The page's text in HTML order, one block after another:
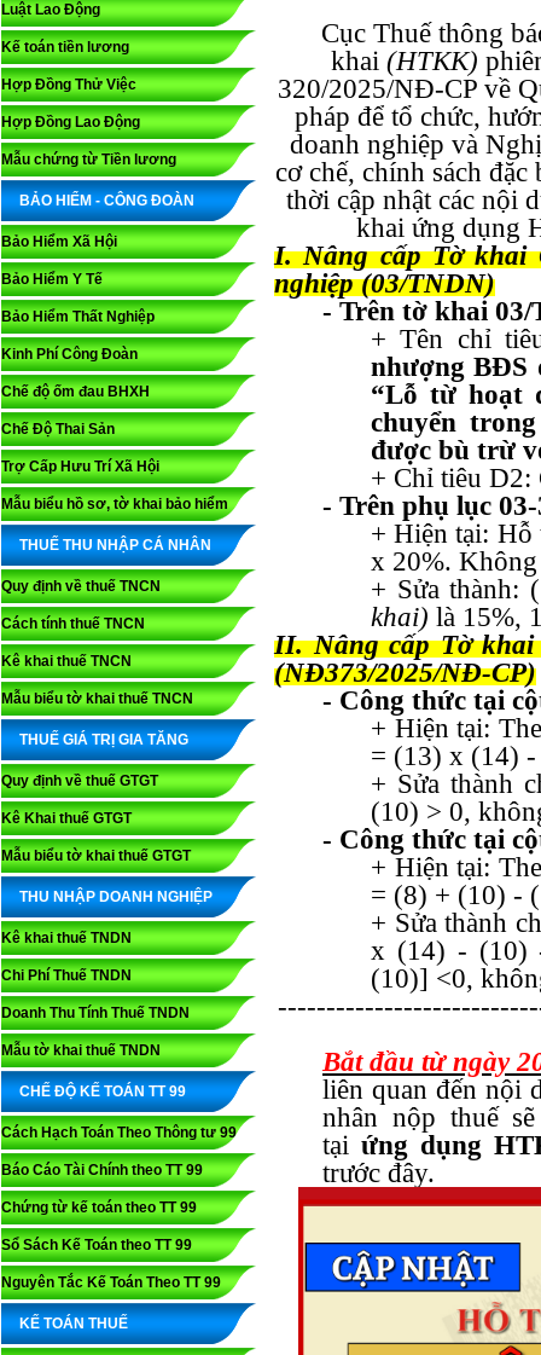
Luật Lao Động
Kế toán tiền lương
Hợp Đồng Thử Việc
Hợp Đồng Lao Động
Mẫu chứng từ Tiền lương
BẢO HIỂM - CÔNG ĐOÀN
Bảo Hiểm Xã Hội
Bảo Hiểm Y Tế
Bảo Hiểm Thất Nghiệp
Kinh Phí Công Đoàn
Chế độ ốm đau BHXH
Chế Độ Thai Sản
Trợ Cấp Hưu Trí Xã Hội
Mẫu biểu hồ sơ, tờ khai bảo hiểm
THUẾ THU NHẬP CÁ NHÂN
Quy định về thuế TNCN
Cách tính thuế TNCN
Kê khai thuế TNCN
Mẫu biểu tờ khai thuế TNCN
THUẾ GIÁ TRỊ GIA TĂNG
Quy định về thuế GTGT
Kê Khai thuế GTGT
Mẫu biểu tờ khai thuế GTGT
THU NHẬP DOANH NGHIỆP
Kê khai thuế TNDN
Chi Phí Thuế TNDN
Doanh Thu Tính Thuế TNDN
Mẫu tờ khai thuế TNDN
CHẾ ĐỘ KẾ TOÁN TT 99
Cách Hạch Toán Theo Thông tư 99
Báo Cáo Tài Chính theo TT 99
Chứng từ kế toán theo TT 99
Sổ Sách Kế Toán theo TT 99
Nguyên Tắc Kế Toán Theo TT 99
KẾ TOÁN THUẾ
Cục Thuế thông
khai (HTKK)
320/2025/NĐ-CP về
pháp để tổ chức,
doanh nghiệp và
cơ chế, chính sách
thời cập nhật các nội
khai ứng dụng
I. Nâng cấp Tờ khai
nghiệp (03/TNDN)
- Trên tờ khai
+ Tên chỉ
nhượng BĐS
“Lỗ từ hoạt
chuyển
được bù trừ
+ Chỉ tiêu D2:
- Trên phụ lục
+ Hiện tại:
x 20%. Không
+ Sửa
khai) là 15%,
II. Nâng cấp Tờ khai
(NĐ373/2025/NĐ-CP)
- Công thức tại
+ Hiện tại:
= (13) x (14)
+ Sửa thành
(10) > 0,
- Công thức tại
+ Hiện tại:
= (8) + (10) -
+ Sửa thành
x (14) - (10)
(10)] <0,
Bắt đầu từ ngày
liên quan đến nội
nhân nộp thuế
tại ứng dụng
trước đây.